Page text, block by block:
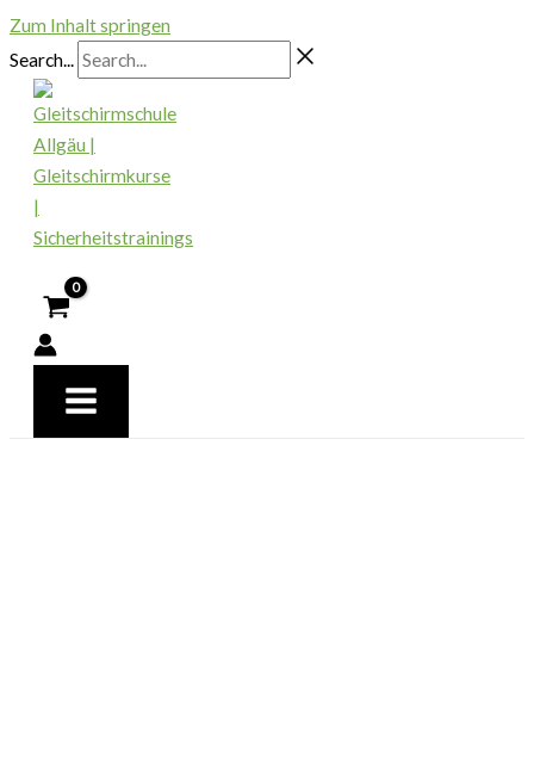
Zum Inhalt springen
Search...